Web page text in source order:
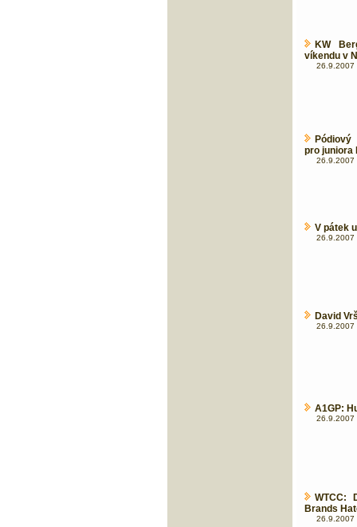
KW
víkendu v
26.9.2007
pro juniora
26.9.2007
V pátek
26.9.2007
David
26.9.2007
A1GP:
26.9.2007
WTCC:
Brands
26.9.2007